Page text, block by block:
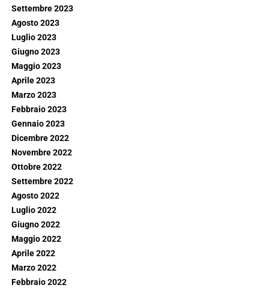
Settembre 2023
Agosto 2023
Luglio 2023
Giugno 2023
Maggio 2023
Aprile 2023
Marzo 2023
Febbraio 2023
Gennaio 2023
Dicembre 2022
Novembre 2022
Ottobre 2022
Settembre 2022
Agosto 2022
Luglio 2022
Giugno 2022
Maggio 2022
Aprile 2022
Marzo 2022
Febbraio 2022